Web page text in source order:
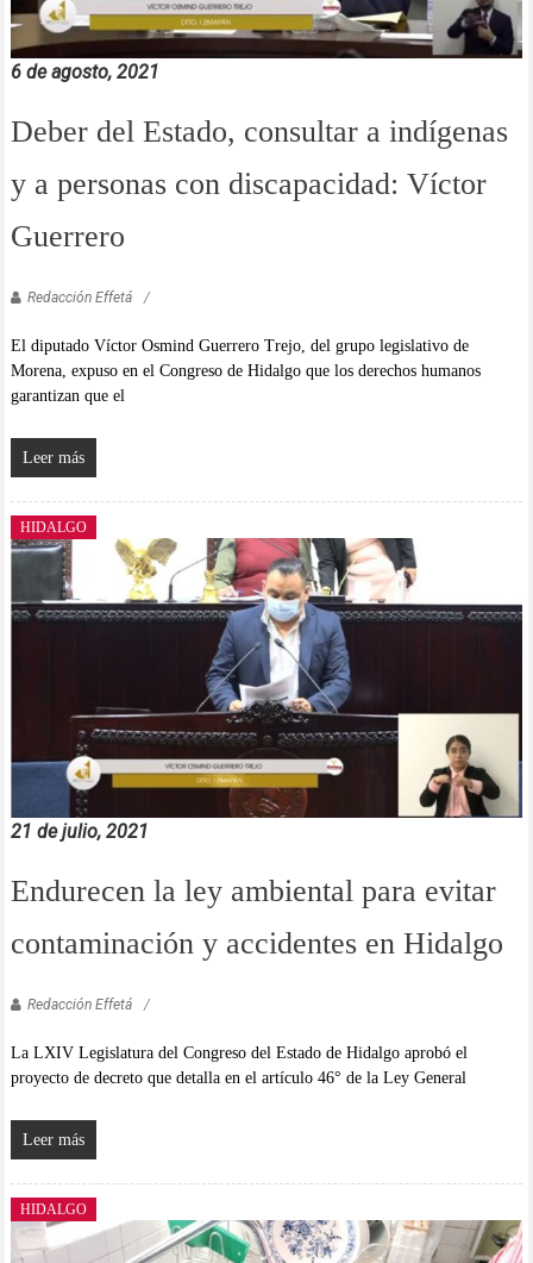
6 de agosto, 2021
Deber del Estado, consultar a indígenas
y a personas con discapacidad: Víctor
Guerrero
Redacción Effetá
El diputado Víctor Osmind Guerrero Trejo, del grupo legislativo de
Morena, expuso en el Congreso de Hidalgo que los derechos humanos
garantizan que el
Leer más
HIDALGO
21 de julio, 2021
Endurecen la ley ambiental para evitar
contaminación y accidentes en Hidalgo
Redacción Effetá
La LXIV Legislatura del Congreso del Estado de Hidalgo aprobó el
proyecto de decreto que detalla en el artículo 46° de la Ley General
Leer más
HIDALGO